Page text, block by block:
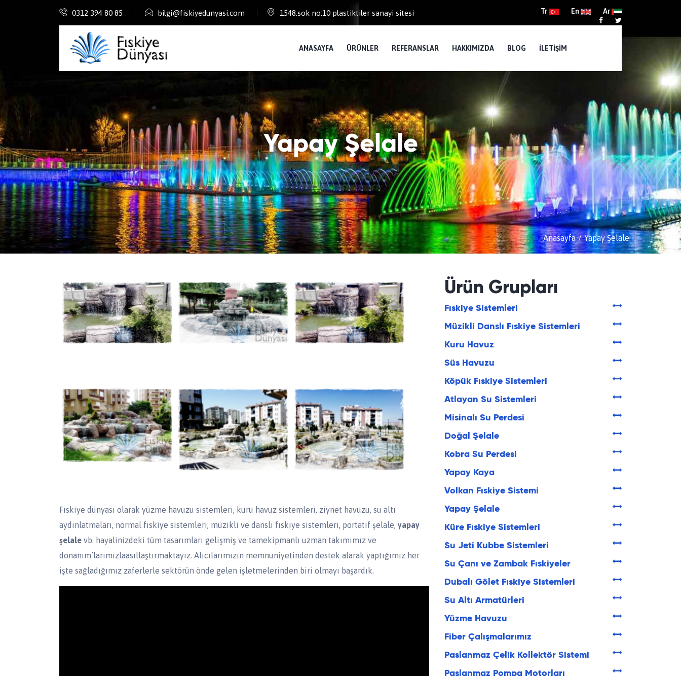
0312 394 80 85 bilgi@fiskiyedunyasi.com 1548.sok no:10 plastiktiler sanayi sitesi Tr En Ar
ANASAYFA ÜRÜNLER REFERANSLAR HAKKIMIZDA BLOG İLETIŞIM
Yapay Şelale
Anasayfa Yapay Şelale
Fıskiye dünyası olarak yüzme havuzu sistemleri, kuru havuz sistemleri, ziynet havuzu, su altı
aydınlatmaları, normal fıskiye sistemleri, müzikli ve danslı fıskiye sistemleri, portatif şelale, yapay
şelale vb. hayalinizdeki tüm tasarımları gelişmiş ve tamekipmanlı uzman takımımız ve
donanım’larımızlaasıllaştırmaktayız. Alıcılarımızın memnuniyetinden destek alarak yaptığımız her
işte sağladığımız zaferlerle sektörün önde gelen işletmelerinden biri olmayı başardık.
Ürün Grupları
Fıskiye Sistemleri
Müzikli Danslı Fıskiye Sistemleri
Kuru Havuz
Süs Havuzu
Köpük Fıskiye Sistemleri
Atlayan Su Sistemleri
Misinalı Su Perdesi
Doğal Şelale
Kobra Su Perdesi
Yapay Kaya
Volkan Fıskiye Sistemi
Yapay Şelale
Küre Fıskiye Sistemleri
Su Jeti Kubbe Sistemleri
Su Çanı ve Zambak Fıskiyeler
Dubalı Gölet Fıskiye Sistemleri
Su Altı Armatürleri
Yüzme Havuzu
Fiber Çalışmalarımız
Paslanmaz Çelik Kollektör Sistemi
Paslanmaz Pompa Motorları